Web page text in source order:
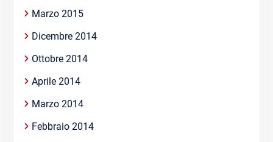
Marzo 2015
Dicembre 2014
Ottobre 2014
Aprile 2014
Marzo 2014
Febbraio 2014